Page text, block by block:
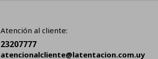
Atención al cliente:
23207777
atencionalcliente@latentacion.com.uy